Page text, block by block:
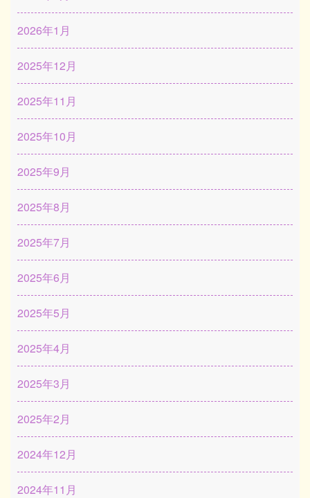
2026年1月
2025年12月
2025年11月
2025年10月
2025年9月
2025年8月
2025年7月
2025年6月
2025年5月
2025年4月
2025年3月
2025年2月
2024年12月
2024年11月